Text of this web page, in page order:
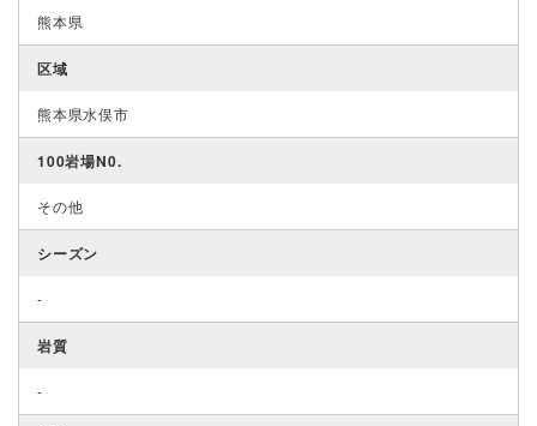
熊本県
区域
熊本県水俣市
100岩場N0.
その他
シーズン
-
岩質
-